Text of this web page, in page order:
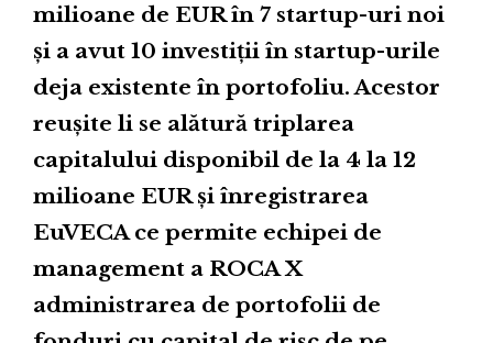
milioane de EUR în 7 startup-uri noi
și a avut 10 investiții în startup-urile
deja existente în portofoliu. Acestor
reușite li se alătură triplarea
capitalului disponibil de la 4 la 12
milioane EUR și înregistrarea
EuVECA ce permite echipei de
management a ROCA X
administrarea de portofolii de